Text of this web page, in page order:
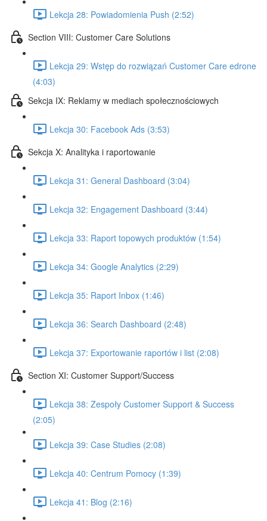
Lekcja 28: Powiadomienia Push (2:52)
Section VIII: Customer Care Solutions
Lekcja 29: Wstęp do rozwiązań Customer Care edrone
(4:03)
Sekcja IX: Reklamy w mediach społecznościowych
Lekcja 30: Facebook Ads (3:53)
Sekcja X: Analityka i raportowanie
Lekcja 31: General Dashboard (3:04)
Lekcja 32: Engagement Dashboard (3:44)
Lekcja 33: Raport topowych produktów (1:54)
Lekcja 34: Google Analytics (2:29)
Lekcja 35: Raport Inbox (1:46)
Lekcja 36: Search Dashboard (2:48)
Lekcja 37: Exportowanie raportów i list (2:08)
Section XI: Customer Support/Success
Lekcja 38: Zespoły Customer Support & Success
(2:05)
Lekcja 39: Case Studies (2:08)
Lekcja 40: Centrum Pomocy (1:39)
Lekcja 41: Blog (2:16)